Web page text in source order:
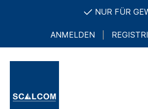
NUR FÜR
ANMELDEN